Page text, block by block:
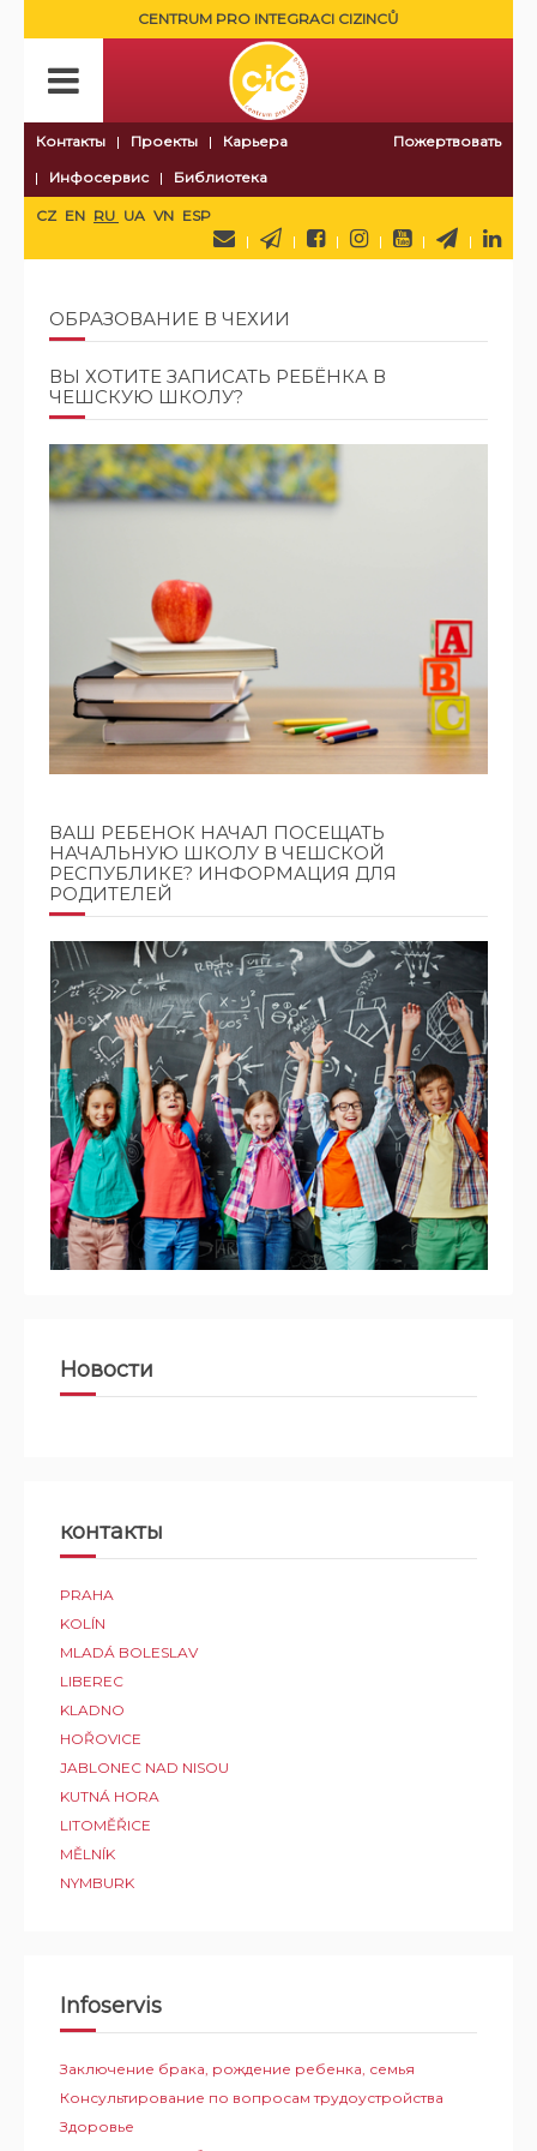
CENTRUM PRO INTEGRACI CIZINCŮ
Контакты Проекты
Карьера
Инфосервис
Библиотека
Пожертвовать
CZ EN RU UA VN ESP
ОБРАЗОВАНИЕ В ЧЕХИИ
ВЫ ХОТИТЕ ЗАПИСАТЬ РЕБЁНКА В
ЧЕШСКУЮ ШКОЛУ?
ВАШ РЕБЕНОК НАЧАЛ ПОСЕЩАТЬ
НАЧАЛЬНУЮ ШКОЛУ В ЧЕШСКОЙ
РЕСПУБЛИКЕ? ИНФОРМАЦИЯ ДЛЯ
РОДИТЕЛЕЙ
Новости
контакты
PRAHA
KOLÍN
MLADÁ BOLESLAV
LIBEREC
KLADNO
HOŘOVICE
JABLONEC NAD NISOU
KUTNÁ HORA
LITOMĚŘICE
MĚLNÍK
NYMBURK
Infoservis
Заключение брака, рождение ребенка, семья
Консультирование по вопросам трудоустройства
Здоровье